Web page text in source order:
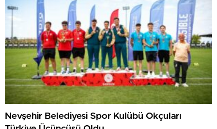
Nevşehir Belediyesi Spor Kulübü Okçuları